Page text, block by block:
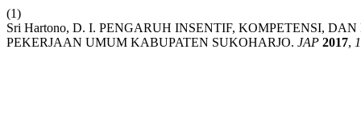
(1)
Sri Hartono, D. I. PENGARUH INSENTIF, KOMPETENSI,
PEKERJAAN UMUM KABUPATEN SUKOHARJO. JAP 2017,